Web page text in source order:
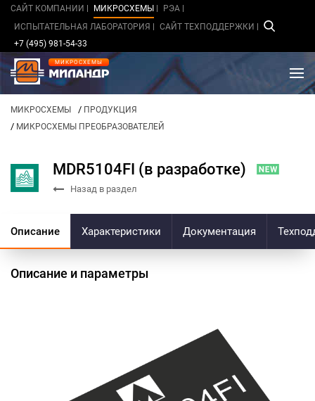
САЙТ КОМПАНИИ МИКРОСХЕМЫ
РЭА
ИСПЫТАТЕЛЬНАЯ ЛАБОРАТОРИЯ
САЙТ ТЕХПОДДЕРЖКИ
+7 (495) 981-54-33
МИКРОСХЕМЫ
МИКРОСХЕМЫ / ПРОДУКЦИЯ
/ МИКРОСХЕМЫ ПРЕОБРАЗОВАТЕЛЕЙ
MDR5104FI (в разработке)
Назад в раздел
Описание Характеристики Документация
Описание и параметры